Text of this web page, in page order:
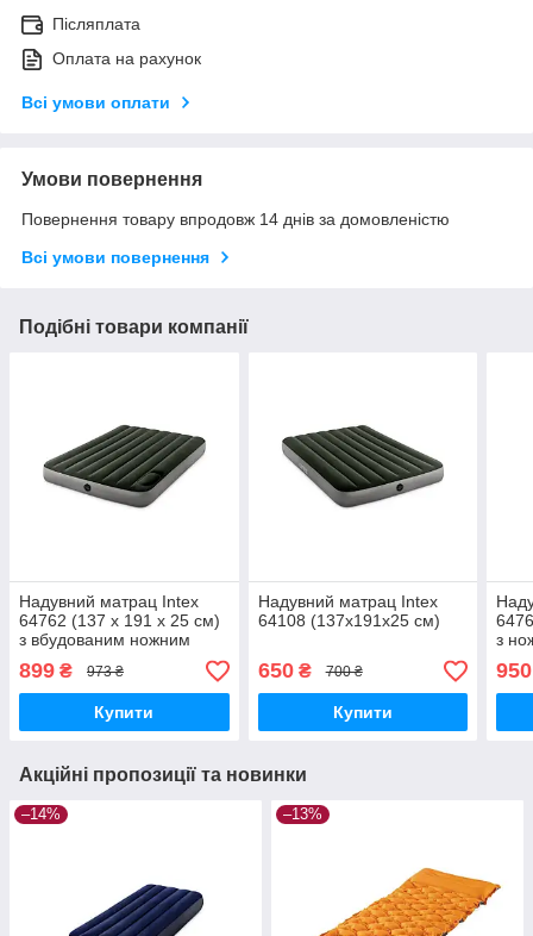
Післяплата
Оплата на рахунок
Всі умови оплати
Умови повернення
Повернення товару впродовж 14 днів за домовленістю
Всі умови повернення
Подібні товари компанії
Надувний матрац Intex
64762 (137 x 191 x 25 см)
з вбудованим ножним
насосом
899 ₴ 973 ₴
Купити
Надувний матрац Intex
64108 (137x191x25 см)
650₴ 700 ₴
Купити
з
950
Акційні пропозиції та новинки
–14% –13%